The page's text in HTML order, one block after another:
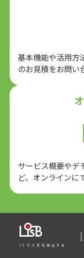
基本機能や活用方
のお見積をお問い
サービス概要やデ
ど、オンラインに